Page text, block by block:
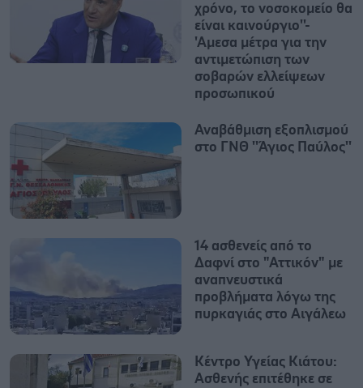
χρόνο, το νοσοκομείο θα
είναι καινούργιο''-
'Αμεσα μέτρα για την
αντιμετώπιση των
σοβαρών ελλείψεων
προσωπικού
Αναβάθμιση εξοπλισμού
στο ΓΝΘ ''Άγιος Παύλος''
14 ασθενείς από το
Δαφνί στο "Αττικόν" με
αναπνευστικά
προβλήματα λόγω της
πυρκαγιάς στο Αιγάλεω
Κέντρο Υγείας Κιάτου:
Ασθενής επιτέθηκε σε